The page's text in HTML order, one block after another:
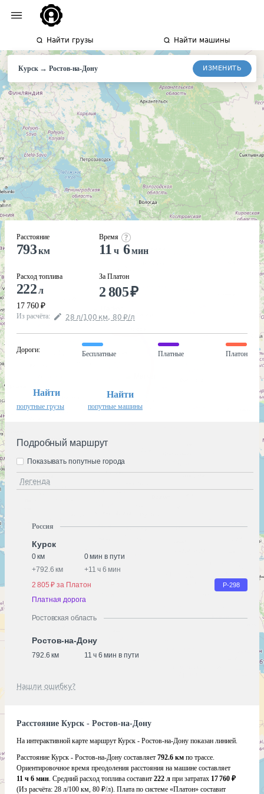
Найти грузы Найти машины
Курск→Ростов-на-Дону ИЗМЕНИТЬ
Расстояние
793км
Расход топлива
222л
17 760 ₽
Время
11 ч 6мин
За Платон
2 805₽
Из расчёта: 28 л/100 км, 80 ₽/л
Дороги:
Бесплатные Платные Платон
Найти
попутные грузы
Найти
попутные машины
Подробный маршрут
Легенда
Показывать попутные города
Россия
Курск
0 км
0 мин в пути
+792.6 км +11 ч 6 мин
2 805 ₽ за Платон
Р-298
Платная дорога
Ростовская область
Ростов-на-Дону
792.6 км 11 ч 6 мин в пути
Нашли ошибку?
Расстояние Курск - Ростов-на-Дону
На интерактивной карте маршрут Курск - Ростов-на-Дону показан линией.
Расстояние Курск - Ростов-на-Дону составляет 792.6 км по трассе.
Ориентировочное время преодоления расстояния на машине составляет
11 ч 6 мин. Средний расход топлива составит 222 л при затратах 17 760 ₽
(Из расчёта: 28 л/100 км, 80 ₽/л). Плата по системе «Платон» составит